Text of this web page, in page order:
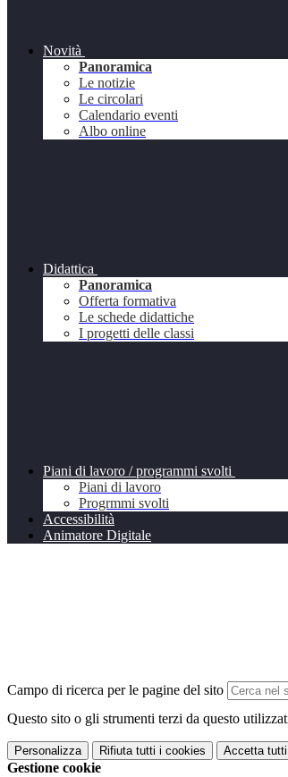
Novità
Panoramica
Le notizie
Le circolari
Calendario eventi
Albo online
Didattica
Panoramica
Offerta formativa
Le schede didattiche
I progetti delle classi
Piani di lavoro / programmi svolti
Piani di lavoro
Progrmmi svolti
Accessibilità
Animatore Digitale
Campo di ricerca per le pagine del sito
Questo sito o gli strumenti terzi da questo
Personalizza Rifiuta tutti i cookies Accetta tutti
Gestione cookie